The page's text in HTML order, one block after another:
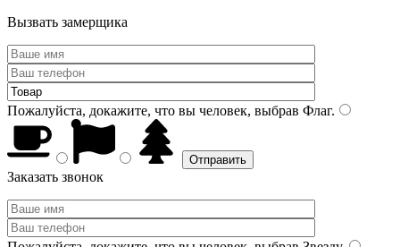
Вызвать замерщика
Пожалуйста, докажите, что вы человек, выбрав Флаг.
Заказать звонок